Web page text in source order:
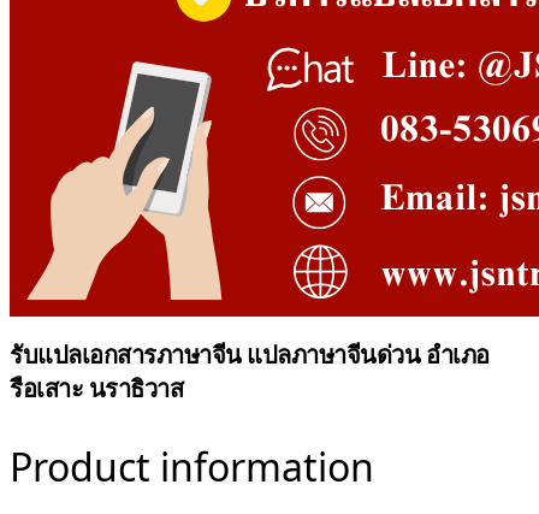
รับแปลเอกสารภาษาจีน แปลภาษาจีนด่วน อำเภอ
รือเสาะ นราธิวาส
Product information